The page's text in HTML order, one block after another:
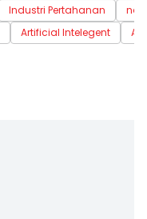
Industri Pertahanan
Artificial Intelegent AI